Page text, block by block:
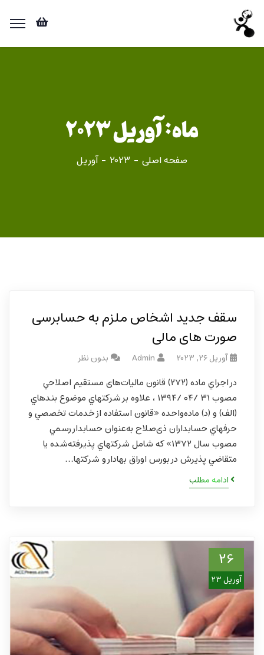
ماه:آوریل 2023
صفحه اصلی 2023 آوریل
سقف جدید اشخاص ملزم به حسابرسی
صورت های مالی
آوریل 26, 2023 Admin بدون نظر
در اجراي ماده (۲۷۲) قانون مالیات‌های مستقيم اصلاحي
مصوب ۳۱ /۰۴ /۱۳۹۴ ، علاوه بر شركت­هاي موضوع بندهاي
(الف) و (د) ماده‌واحده «قانون استفاده از خدمات تخصصي و
حرفه­اي حسابداران ذی‌صلاح به‌عنوان حسابدار رسمي
مصوب سال ۱۳۷۲» که شامل شركت­هاي پذیرفته‌شده يا
متقاضي پذيرش در بورس اوراق بهادار و شركت­ها…
ادامه مطلب
26
آوریل 23